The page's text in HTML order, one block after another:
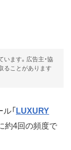
ます。広告主・協
ることがあります
「 LUXURY
約4回の頻度で